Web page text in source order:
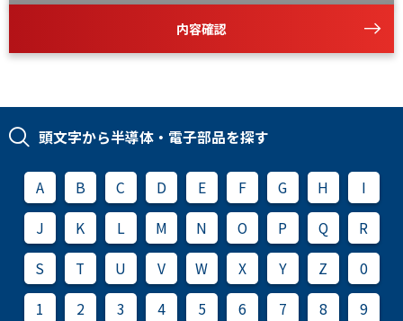
内容確認
頭文字から半導体・電子部品を探す
A B C D E F G H
I
J
K L M N O P Q
R
S
T U V W X Y Z
0
1
2 3 4 5 6 7 8
9